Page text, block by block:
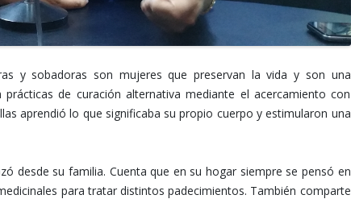
y sobadoras son mujeres que preservan la vida y son una
de curación alternativa mediante el acercamiento con
aprendió lo que significaba su propio cuerpo y estimularon una
desde su familia. Cuenta que en su hogar siempre se pensó en
para tratar distintos padecimientos. También comparte